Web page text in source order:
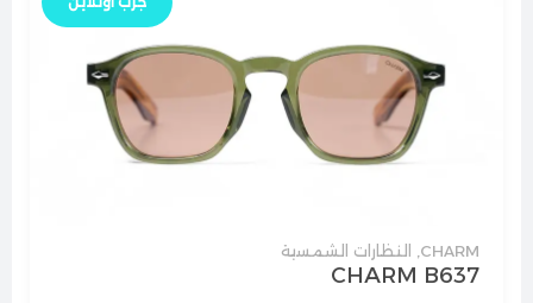
CHARM النظارات الشمسية
CHARM B637